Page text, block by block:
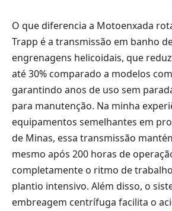
O que diferencia a Motoenxada
Trapp é a transmissão em banho
engrenagens helicoidais, que
até 30% comparado a modelos
garantindo anos de uso sem
para manutenção. Na minha
equipamentos semelhantes em
de Minas, essa transmissão
mesmo após 200 horas de
completamente o ritmo de
plantio intensivo. Além disso, o
embreagem centrífuga facilita o